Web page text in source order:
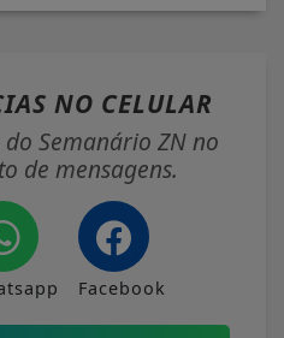
NO CELULAR
Semanário ZN no
de mensagens.
Facebook